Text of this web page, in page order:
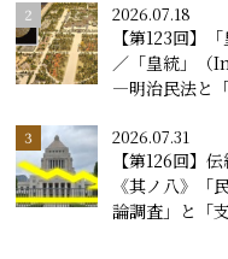
2026.07.18
【第123回】
／「皇統」（
―明治民法と
2026.07.31
【第126回】
《其ノ八》「
論調査」と「